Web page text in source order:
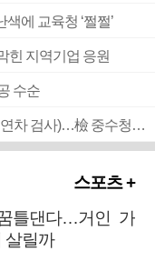
에 교육청 ‘쩔쩔’
힌 지역기업 응원
수순
■ 검사 신분 버리고 직급하향(10년 이하 저연차 검사)…檢 중수청행 기피
스포츠 +
꿈틀댄다…거인 가
살릴까